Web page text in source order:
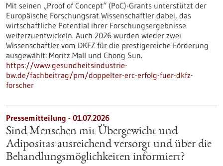
Mit seinen „Proof of Concept“ (PoC)-Grants unterstützt der
Europäische Forschungsrat Wissenschaftler dabei, das
wirtschaftliche Potential ihrer Forschungsergebnisse
weiterzuentwickeln. Auch 2026 wurden wieder zwei
Wissenschaftler vom DKFZ für die prestigereiche Förderung
ausgewählt: Moritz Mall und Chong Sun.
https://www.gesundheitsindustrie-
bw.de/fachbeitrag/pm/doppelter-erc-erfolg-fuer-dkfz-
forscher
Pressemitteilung - 01.07.2026
Sind Menschen mit Übergewicht und
Adipositas ausreichend versorgt und über die
Behandlungsmöglichkeiten informiert?